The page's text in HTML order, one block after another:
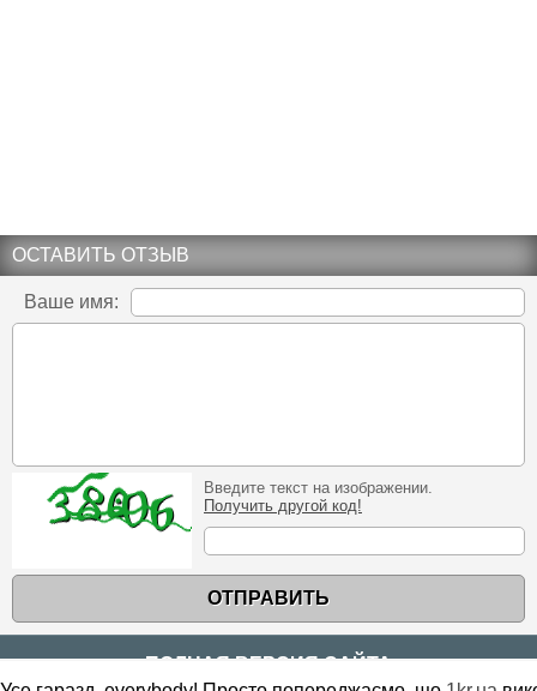
ОСТАВИТЬ ОТЗЫВ
Ваше имя:
Введите текст на изображении.
Получить другой код!
ОТПРАВИТЬ
ПОЛНАЯ ВЕРСИЯ САЙТА